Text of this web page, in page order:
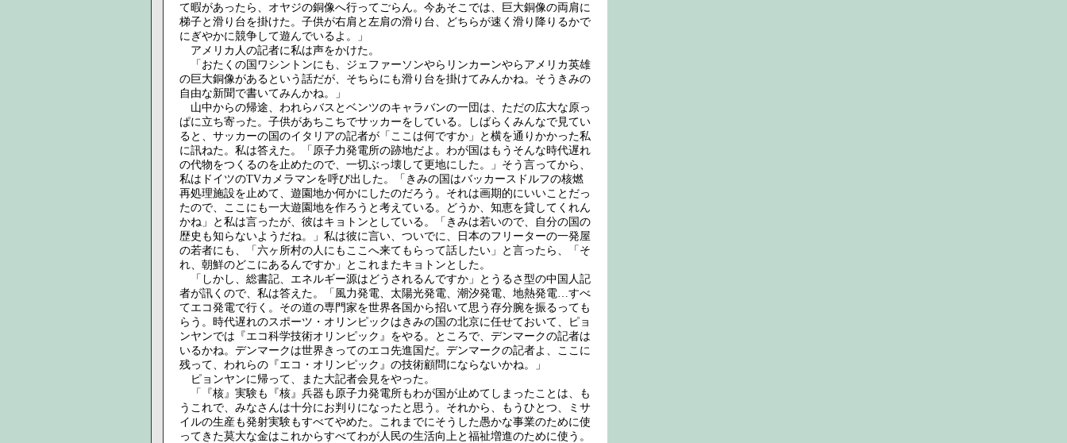
て暇があったら、オヤジの銅像へ行ってごらん。今あそこでは、巨大銅像の両肩に
梯子と滑り台を掛けた。子供が右肩と左肩の滑り台、どちらが速く滑り降りるかで
にぎやかに競争して遊んでいるよ。」
アメリカ人の記者に私は声をかけた。
「おたくの国ワシントンにも、ジェファーソンやらリンカーンやらアメリカ英雄
の巨大銅像があるという話だが、そちらにも滑り台を掛けてみんかね。そうきみの
自由な新聞で書いてみんかね。」
山中からの帰途、われらバスとベンツのキャラバンの一団は、ただの広大な原っ
ぱに立ち寄った。子供があちこちでサッカーをしている。しばらくみんなで見てい
ると、サッカーの国のイタリアの記者が「ここは何ですか」と横を通りかかった私
に訊ねた。私は答えた。「原子力発電所の跡地だよ。わが国はもうそんな時代遅れ
の代物をつくるのを止めたので、一切ぶっ壊して更地にした。」そう言ってから、
私はドイツのTVカメラマンを呼び出した。「きみの国はバッカースドルフの核燃
再処理施設を止めて、遊園地か何かにしたのだろう。それは画期的にいいことだっ
たので、ここにも一大遊園地を作ろうと考えている。どうか、知恵を貸してくれん
かね」と私は言ったが、彼はキョトンとしている。「きみは若いので、自分の国の
歴史も知らないようだね。」私は彼に言い、ついでに、日本のフリーターの一発屋
の若者にも、「六ヶ所村の人にもここへ来てもらって話したい」と言ったら、「そ
れ、朝鮮のどこにあるんですか」とこれまたキョトンとした。
「しかし、総書記、エネルギー源はどうされるんですか」とうるさ型の中国人記
者が訊くので、私は答えた。「風力発電、太陽光発電、潮汐発電、地熱発電…すべ
てエコ発電で行く。その道の専門家を世界各国から招いて思う存分腕を振るっても
らう。時代遅れのスポーツ・オリンピックはきみの国の北京に任せておいて、ピョ
ンヤンでは『エコ科学技術オリンピック』をやる。ところで、デンマークの記者は
いるかね。デンマークは世界きってのエコ先進国だ。デンマークの記者よ、ここに
残って、われらの『エコ・オリンピック』の技術顧問にならないかね。」
ピョンヤンに帰って、また大記者会見をやった。
「『核』実験も『核』兵器も原子力発電所もわが国が止めてしまったことは、も
うこれで、みなさんは十分にお判りになったと思う。それから、もうひとつ、ミサ
イルの生産も発射実験もすべてやめた。これまでにそうした愚かな事業のために使
ってきた莫大な金はこれからすべてわが人民の生活向上と福祉増進のために使う。